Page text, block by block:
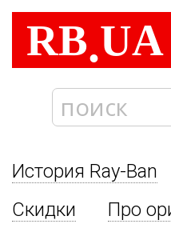
RB.UA
История Ray-Ban
Скидки
Про